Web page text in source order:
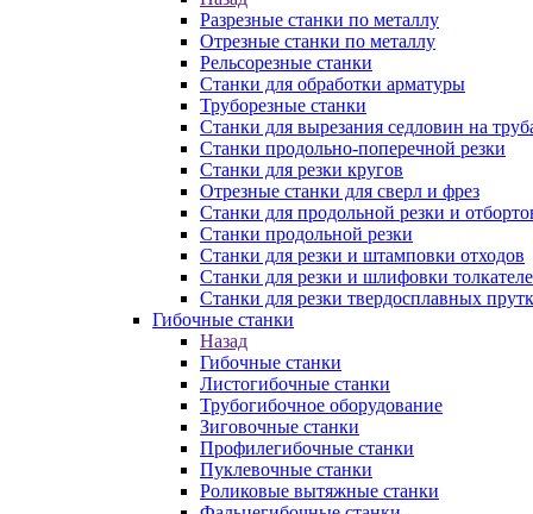
Разрезные станки по металлу
Отрезные станки по металлу
Рельсорезные станки
Станки для обработки арматуры
Труборезные станки
Станки для вырезания седловин на
Станки продольно-поперечной резки
Станки для резки кругов
Отрезные станки для сверл и фрез
Станки для продольной резки и
Станки продольной резки
Станки для резки и штамповки отходов
Станки для резки и шлифовки
Станки для резки твердосплавных
Гибочные станки
Назад
Гибочные станки
Листогибочные станки
Трубогибочное оборудование
Зиговочные станки
Профилегибочные станки
Пуклевочные станки
Роликовые вытяжные станки